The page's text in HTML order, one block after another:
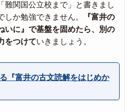
難関国公立校まで」と書きまし
か勉強できません。
『富井の
いに』で基盤を固めたら、別の
をつけていきましょう。
『富井の古文読解をはじめか